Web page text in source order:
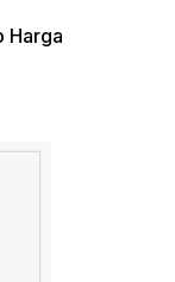
Harga